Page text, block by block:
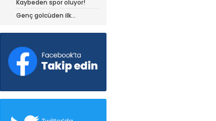
dedi!
Kaybeden spor oluyor!
Genç golcüden ilk